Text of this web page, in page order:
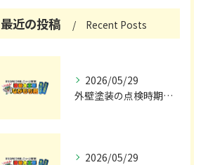
最近の投稿 Recent Posts
2026/05/29
外壁塗装の点検時期と施工の最適タイミング
2026/05/29